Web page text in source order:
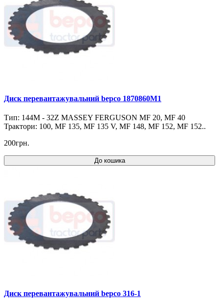
Диск перевантажувальний bepco 1870860M1
Тип: 144M - 32Z MASSEY FERGUSON MF 20, MF 40
Трактори: 100, MF 135, MF 135 V, MF 148, MF 152, MF 152..
200грн.
До кошика
Диск перевантажувальний bepco 316-1